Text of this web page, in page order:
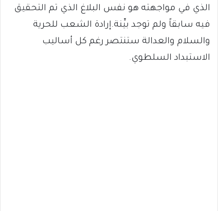
الذي في مواجهته هو نفس البلاغ الذي تم التحقيق
فيه سابقاً ولم توجد بيِّنة.إرادة الشعب للحرية
والسلام والعدالة ستنتصر رغم كل أساليب
الاستبداد السلطوي.